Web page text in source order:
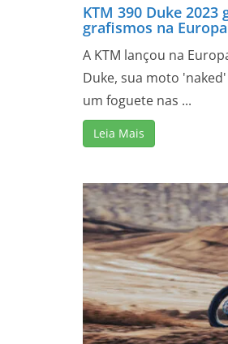
KTM 390 Duke 2023
grafismos na Europa
A KTM lançou na
Duke, sua moto
um foguete nas ...
Leia Mais